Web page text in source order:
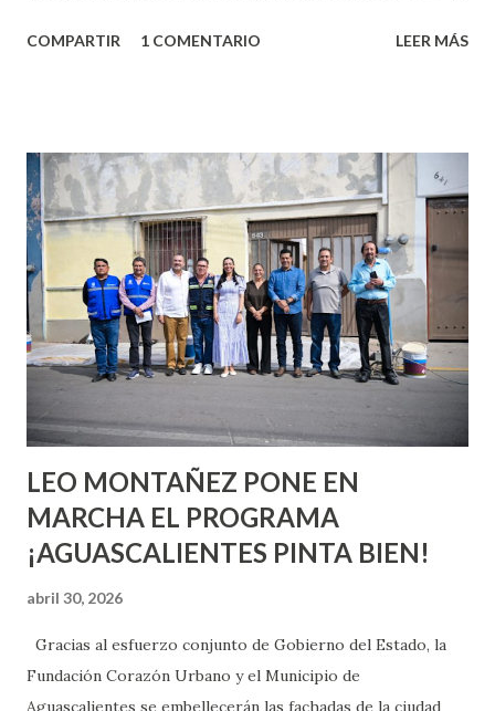
partes de ti que jamás hubieras imaginado. El problema es
conoces ni la mitad de lo que deberías saber. Pero incluso
quienes ya han tenido relaciones sexuales no son expertos
o expertas en el tema. Siempre hay algo nuevo que
aprender y nuevas experiencias que conocer. Si eres una
chica y aún no has tenido relaciones sexuales, tal vez
pienses que el sexo será increíble y no puedas esperar para
experimentarlo, pero como cualquier persona con
experiencia te dirá, siempre es mejor cuando ambas partes
son suficientemen...
COMPARTIR 1 COMENTARIO LEER MÁS
LEO MONTAÑEZ PONE EN
MARCHA EL PROGRAMA
¡AGUASCALIENTES PINTA BIEN!
abril 30, 2026
Gracias al esfuerzo conjunto de Gobierno del Estado, la
Fundación Corazón Urbano y el Municipio de
Aguascalientes se embellecerán las fachadas de la ciudad